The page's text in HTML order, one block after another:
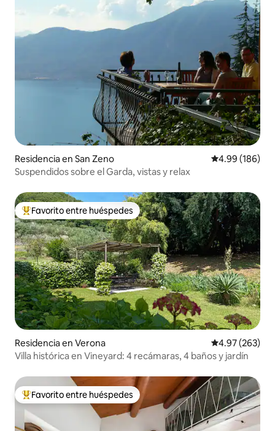
Residencia en San Zeno Calificación
4.99 (186)
Suspendidos sobre el Garda, vistas y relax
De los mejores en Favorito entre huéspedes
Favorito entre huéspedes
Residencia en Verona Calificación
4.97 (263)
Villa histórica en Vineyard: 4 recámaras, 4 baños y jardín
De los mejores en Favorito entre huéspedes
Favorito entre huéspedes